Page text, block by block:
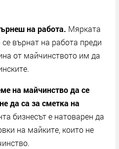
на работа. Мярката
върнат на работа преди
от майчинството им да
на майчинство да се
да са за сметка на
бизнесът е натоварен да
на майките, които не